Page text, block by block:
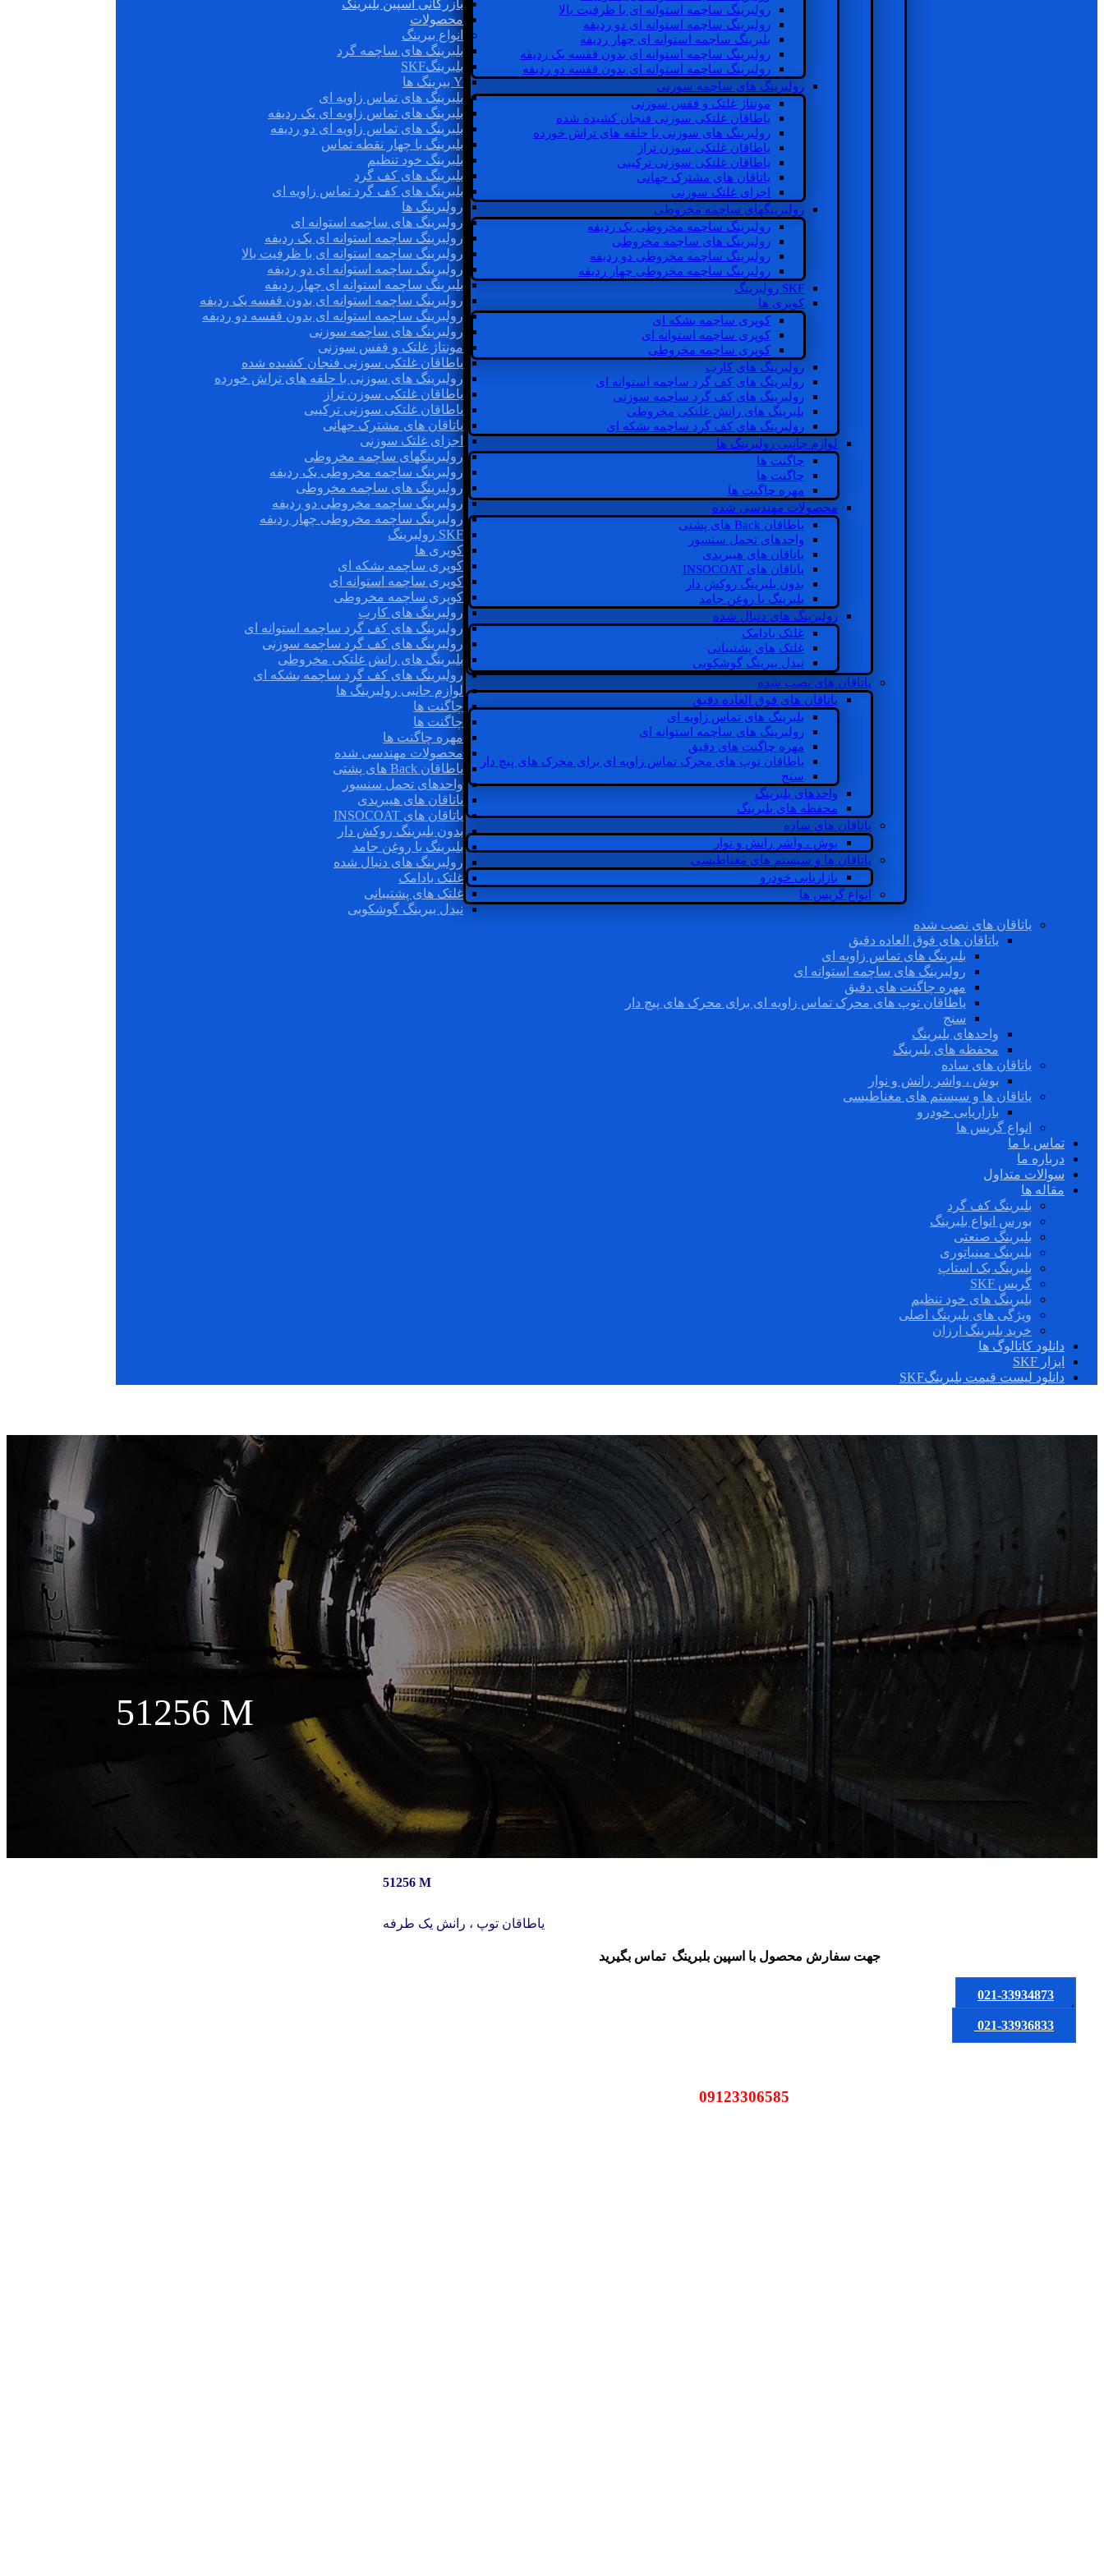
رولبرینگ ساچمه استوانه ای با ظرفیت بالا
رولبرینگ ساچمه استوانه ای دو ردیفه
بلبرینگ ساچمه استوانه ای چهار ردیفه
رولبرینگ ساچمه استوانه ای بدون قفسه یک ردیفه
رولبرینگ ساچمه استوانه ای بدون قفسه دو ردیفه
رولبرینگ های ساچمه سوزنی
مونتاژ غلتک و قفس سوزنی
یاطاقان غلتکی سوزنی فنجان کشیده شده
رولبرینگ های سوزنی با حلقه های تراش خورده
یاطاقان غلتکی سوزن تراز
یاطاقان غلتکی سوزنی ترکیبی
یاتاقان های مشترک جهانی
اجزای غلتک سوزنی
رولبرینگهای ساچمه مخروطی
رولبرینگ ساچمه مخروطی یک ردیفه
رولبرینگ های ساچمه مخروطی
رولبرینگ ساچمه مخروطی دو ردیفه
رولبرینگ ساچمه مخروطی چهار ردیفه
SKF رولبرینگ
کوپری ها
کوپری ساچمه بشکه ای
کوپری ساچمه استوانه ای
کوپری ساچمه مخروطی
رولبرینگ های کارب
رولبرینگ های کف گرد ساچمه استوانه ای
رولبرینگ های کف گرد ساچمه سوزنی
بلبرینگ های رانش غلتکی مخروطی
رولبرینگ های کف گرد ساچمه بشکه ای
لوازم جانبی رولبرینگ ها
چاگنت ها
چاگنت ها
مهره چاگنت ها
محصولات مهندسی شده
یاطاقان Back های پشتی
واحدهای تحمل سنسور
یاتاقان های هیبریدی
یاتاقان های INSOCOAT
بدون بلبرینگ روکش دار
بلبرینگ با روغن جامد
رولبرینگ های دنبال شده
غلتک بادامک
غلتک های پشتیبانی
نیدل بیرینگ گوشکوبی
یاتاقان های نصب شده
یاتاقان های فوق العاده دقیق
بلبرینگ های تماس زاویه ای
رولبرینگ های ساچمه استوانه ای
مهره چاگنت های دقیق
یاطاقان توپ های محرک تماس زاویه ای برای محرک های پیچ دار
سنج
واحدهای بلبرینگ
محفظه های بلبرینگ
یاتاقان های ساده
بوش ، واشر رانش و نوار
یاتاقان ها و سیستم های مغناطیسی
بازاریابی خودرو
انواع گریس ها
بازرگانی اسپین بلبرینگ
محصولات
انواع بیرینگ
بلبرینگ های ساچمه گرد
بلبرینگSKF
Y بیرینگ ها
بلبرینگ های تماس زاویه ای
بلبرینگ های تماس زاویه ای یک ردیفه
بلبرینگ های تماس زاویه ای دو ردیفه
بلبرینگ با چهار نقطه تماس
بلبرینگ خود تنظیم
بلبرینگ های کف گرد
بلبرینگ های کف گرد تماس زاویه ای
رولبرینگ ها
رولبرینگ های ساچمه استوانه ای
رولبرینگ ساچمه استوانه ای یک ردیفه
رولبرینگ ساچمه استوانه ای با ظرفیت بالا
رولبرینگ ساچمه استوانه ای دو ردیفه
بلبرینگ ساچمه استوانه ای چهار ردیفه
رولبرینگ ساچمه استوانه ای بدون قفسه یک ردیفه
رولبرینگ ساچمه استوانه ای بدون قفسه دو ردیفه
رولبرینگ های ساچمه سوزنی
مونتاژ غلتک و قفس سوزنی
یاطاقان غلتکی سوزنی فنجان کشیده شده
رولبرینگ های سوزنی با حلقه های تراش خورده
یاطاقان غلتکی سوزن تراز
یاطاقان غلتکی سوزنی ترکیبی
یاتاقان های مشترک جهانی
اجزای غلتک سوزنی
رولبرینگهای ساچمه مخروطی
رولبرینگ ساچمه مخروطی یک ردیفه
رولبرینگ های ساچمه مخروطی
رولبرینگ ساچمه مخروطی دو ردیفه
رولبرینگ ساچمه مخروطی چهار ردیفه
SKF رولبرینگ
کوپری ها
کوپری ساچمه بشکه ای
کوپری ساچمه استوانه ای
کوپری ساچمه مخروطی
رولبرینگ های کارب
رولبرینگ های کف گرد ساچمه استوانه ای
رولبرینگ های کف گرد ساچمه سوزنی
بلبرینگ های رانش غلتکی مخروطی
رولبرینگ های کف گرد ساچمه بشکه ای
لوازم جانبی رولبرینگ ها
چاگنت ها
چاگنت ها
مهره چاگنت ها
محصولات مهندسی شده
یاطاقان Back های پشتی
واحدهای تحمل سنسور
یاتاقان های هیبریدی
یاتاقان های INSOCOAT
بدون بلبرینگ روکش دار
بلبرینگ با روغن جامد
رولبرینگ های دنبال شده
غلتک بادامک
غلتک های پشتیبانی
نیدل بیرینگ گوشکوبی
یاتاقان های نصب شده
یاتاقان های فوق العاده دقیق
بلبرینگ های تماس زاویه ای
رولبرینگ های ساچمه استوانه ای
مهره چاگنت های دقیق
یاطاقان توپ های محرک تماس زاویه ای برای محرک های پیچ دار
سنج
واحدهای بلبرینگ
محفظه های بلبرینگ
یاتاقان های ساده
بوش ، واشر رانش و نوار
یاتاقان ها و سیستم های مغناطیسی
بازاریابی خودرو
انواع گریس ها
تماس با ما
درباره ما
سوالات متداول
مقاله ها
بلبرینگ کف گرد
بورس انواع بلبرینگ
بلبرینگ صنعتی
بلبرینگ مینیاتوری
بلبرینگ بک استاپ
گریس SKF
بلبرینگ های خود تنظیم
ویژگی های بلبرینگ اصلی
خرید بلبرینگ ارزان
دانلود کاتالوگ ها
ابزار SKF
دانلود لیست قیمت بلبرینگSKF
51256 M
51256 M
یاطاقان توپ ، رانش یک طرفه
جهت سفارش محصول با اسپین بلبرینگ تماس بگیرید
021-33934873
یا
021-33936833